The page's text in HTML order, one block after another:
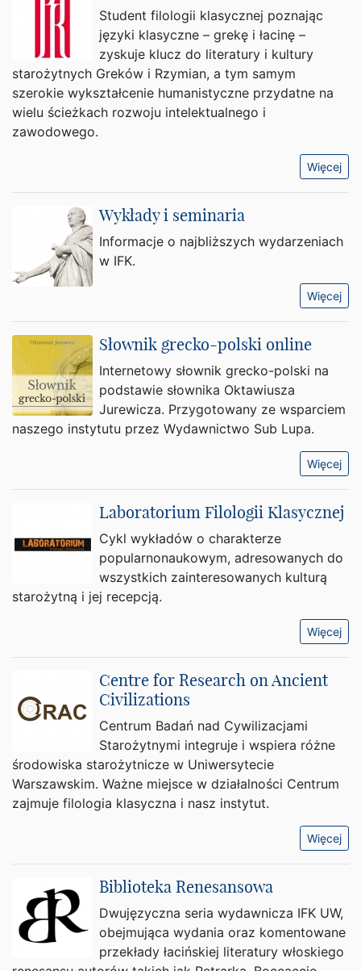
Student filologii klasycznej poznając
języki klasyczne – grekę i łacinę –
zyskuje klucz do literatury i kultury
starożytnych Greków i Rzymian, a tym samym
szerokie wykształcenie humanistyczne przydatne na
wielu ścieżkach rozwoju intelektualnego i
zawodowego.
Więcej
Wykłady i seminaria
Informacje o najbliższych wydarzeniach
w IFK.
Więcej
Słownik grecko-polski online
Internetowy słownik grecko-polski na
podstawie słownika Oktawiusza
Jurewicza. Przygotowany ze wsparciem
naszego instytutu przez Wydawnictwo Sub Lupa.
Więcej
Laboratorium Filologii Klasycznej
Cykl wykładów o charakterze
popularnonaukowym, adresowanych do
wszystkich zainteresowanych kulturą
starożytną i jej recepcją.
Więcej
Centre for Research on Ancient
Civilizations
Centrum Badań nad Cywilizacjami
Starożytnymi integruje i wspiera różne
środowiska starożytnicze w Uniwersytecie
Warszawskim. Ważne miejsce w działalności Centrum
zajmuje filologia klasyczna i nasz instytut.
Więcej
Biblioteka Renesansowa
Dwujęzyczna seria wydawnicza IFK UW,
obejmująca wydania oraz komentowane
przekłady łacińskiej literatury włoskiego